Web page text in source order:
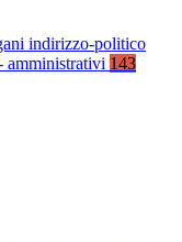
indirizzo-politico
amministrativi 143